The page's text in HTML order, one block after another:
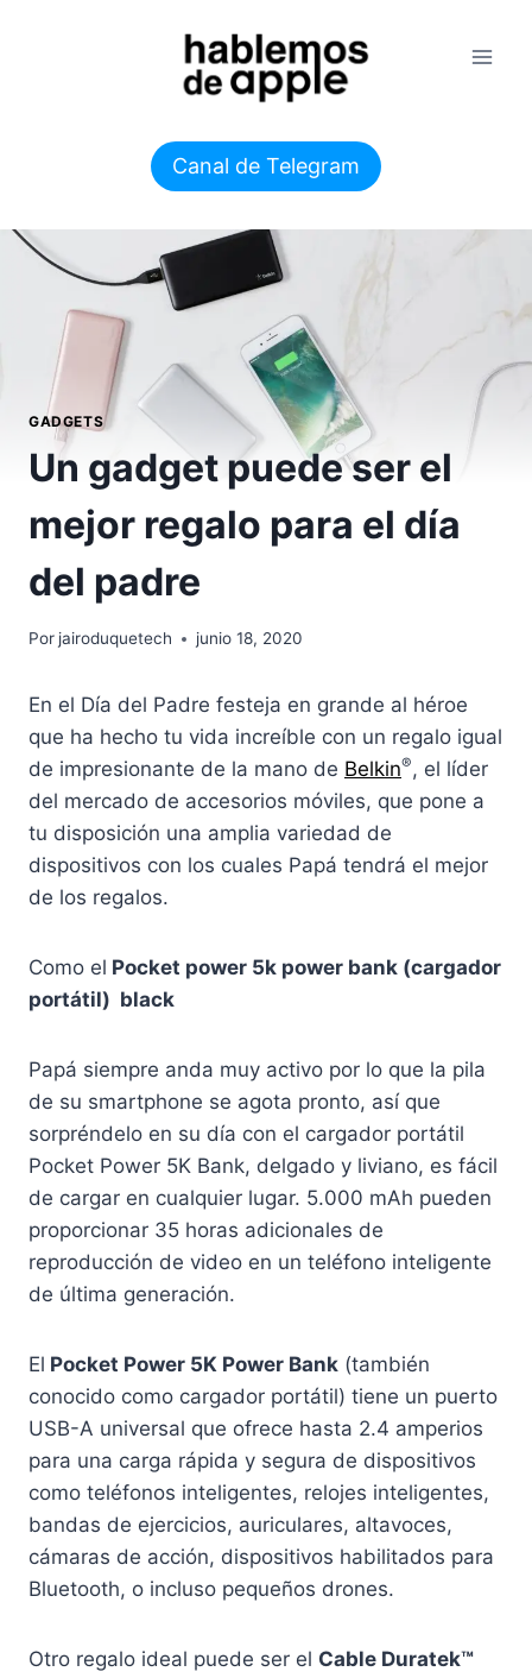
Canal de Telegram
GADGETS
Un gadget puede ser el
mejor regalo para el día
del padre
Por jairoduquetech junio 18, 2020
En el Día del Padre festeja en grande al héroe
que ha hecho tu vida increíble con un regalo igual
de impresionante de la mano de Belkin®, el líder
del mercado de accesorios móviles, que pone a
tu disposición una amplia variedad de
dispositivos con los cuales Papá tendrá el mejor
de los regalos.
Como el Pocket power 5k power bank (cargador
portátil) black
Papá siempre anda muy activo por lo que la pila
de su smartphone se agota pronto, así que
sorpréndelo en su día con el cargador portátil
Pocket Power 5K Bank, delgado y liviano, es fácil
de cargar en cualquier lugar. 5.000 mAh pueden
proporcionar 35 horas adicionales de
reproducción de video en un teléfono inteligente
de última generación.
El Pocket Power 5K Power Bank (también
conocido como cargador portátil) tiene un puerto
USB-A universal que ofrece hasta 2.4 amperios
para una carga rápida y segura de dispositivos
como teléfonos inteligentes, relojes inteligentes,
bandas de ejercicios, auriculares, altavoces,
cámaras de acción, dispositivos habilitados para
Bluetooth, o incluso pequeños drones.
Otro regalo ideal puede ser el Cable Duratek™